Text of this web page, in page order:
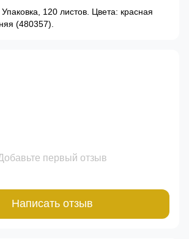
120 листов. Цвета: красная
(480357).
первый отзыв
Написать отзыв